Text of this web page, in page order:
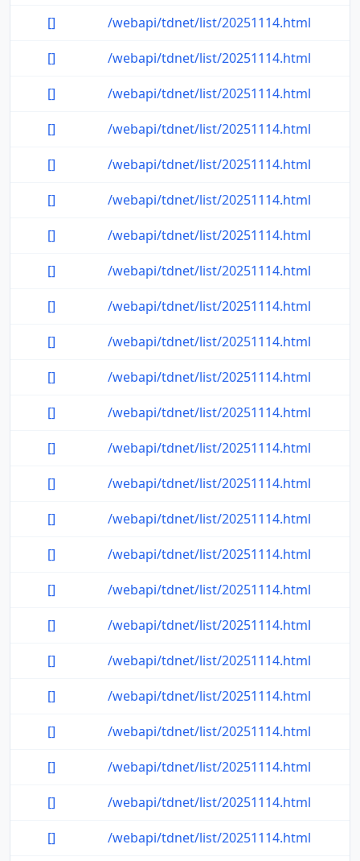
[]
/webapi/tdnet/list/20251114.html
[]
/webapi/tdnet/list/20251114.html
[]
/webapi/tdnet/list/20251114.html
[]
/webapi/tdnet/list/20251114.html
[]
/webapi/tdnet/list/20251114.html
[]
/webapi/tdnet/list/20251114.html
[]
/webapi/tdnet/list/20251114.html
[]
/webapi/tdnet/list/20251114.html
[]
/webapi/tdnet/list/20251114.html
[]
/webapi/tdnet/list/20251114.html
[]
/webapi/tdnet/list/20251114.html
[]
/webapi/tdnet/list/20251114.html
[]
/webapi/tdnet/list/20251114.html
[]
/webapi/tdnet/list/20251114.html
[]
/webapi/tdnet/list/20251114.html
[]
/webapi/tdnet/list/20251114.html
[]
/webapi/tdnet/list/20251114.html
[]
/webapi/tdnet/list/20251114.html
[]
/webapi/tdnet/list/20251114.html
[]
/webapi/tdnet/list/20251114.html
[]
/webapi/tdnet/list/20251114.html
[]
/webapi/tdnet/list/20251114.html
[]
/webapi/tdnet/list/20251114.html
[]
/webapi/tdnet/list/20251114.html